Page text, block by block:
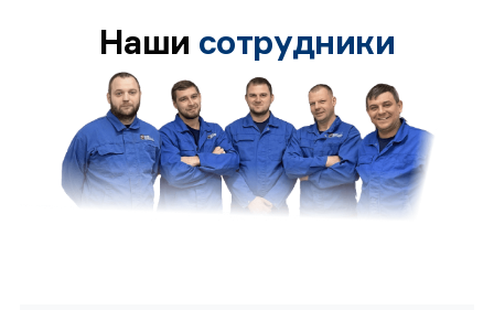
Наши сотрудники